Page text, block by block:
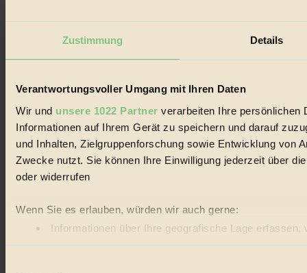
Zustimmung Details
Verantwortungsvoller Umgang mit Ihren Daten
Wir und unsere 1022 Partner verarbeiten Ihre persönlichen
Informationen auf Ihrem Gerät zu speichern und darauf
und Inhalten, Zielgruppenforschung sowie Entwicklung von
Zwecke nutzt. Sie können Ihre Einwilligung jederzeit über
oder widerrufen
Wenn Sie es erlauben, würden wir auch gerne:
Informationen über Ihre geografische Lage
Ihr Gerät durch aktives Scannen nach bestimmten
Dieser Artikel ist für Biorama-Mitglieder verfügbar
Hier einloggen
Noch kein Mitglied?
Hier gratis registrieren